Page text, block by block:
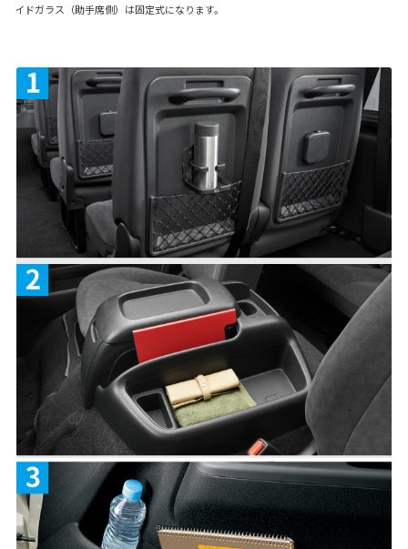
イドガラス（助手席側）は固定式になります。